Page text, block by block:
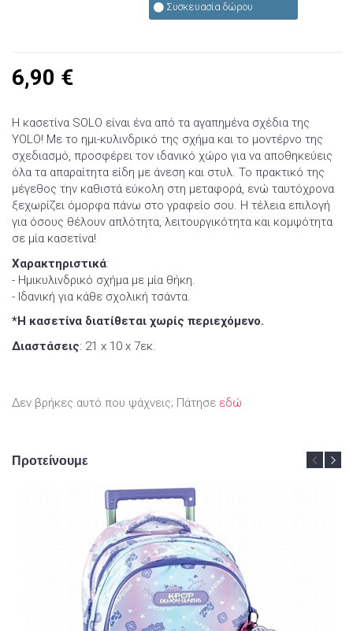
Συσκευασία δώρου
6,90 €
Η κασετίνα SOLO είναι ένα από τα αγαπημένα σχέδια της
YOLO! Με το ημι-κυλινδρικό της σχήμα και το μοντέρνο της
σχεδιασμό, προσφέρει τον ιδανικό χώρο για να αποθηκεύεις
όλα τα απαραίτητα είδη με άνεση και στυλ. Το πρακτικό της
μέγεθος την καθιστά εύκολη στη μεταφορά, ενώ ταυτόχρονα
ξεχωρίζει όμορφα πάνω στο γραφείο σου. Η τέλεια επιλογή
για όσους θέλουν απλότητα, λειτουργικότητα και κομψότητα
σε μία κασετίνα!
Χαρακτηριστικά:
- Ημικυλινδρικό σχήμα με μία θήκη.
- Ιδανική για κάθε σχολική τσάντα.
*Η κασετίνα διατίθεται χωρίς περιεχόμενο.
Διαστάσεις: 21 x 10 x 7εκ.
Δεν βρήκες αυτό που ψάχνεις; Πάτησε εδώ
Προτείνουμε